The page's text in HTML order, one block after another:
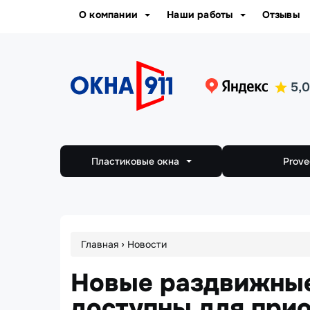
О компании Наши работы Отзывы
Пластиковые окна
Окна КБЕ
Окна GEALAN
Вы
здесь
Главная › Новости
Новые